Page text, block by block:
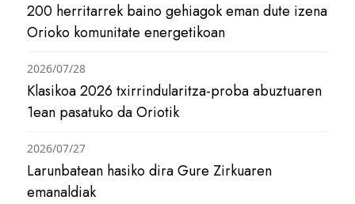
200 herritarrek baino gehiagok eman dute izena
Orioko komunitate energetikoan
Klasikoa 2026 txirrindularitza-proba abuztuaren
1ean pasatuko da Oriotik
2026/07/28
Larunbatean hasiko dira Gure Zirkuaren
emanaldiak
2026/07/27